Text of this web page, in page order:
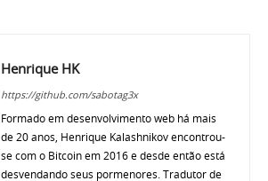
Henrique HK
https://github.com/sabotag3x
Formado em desenvolvimento web há mais
de 20 anos, Henrique Kalashnikov encontrou-
se com o Bitcoin em 2016 e desde então está
desvendando seus pormenores. Tradutor de